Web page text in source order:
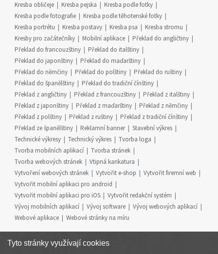
Kresba obličeje
Kresba pejska
Kresba podle fotky
Kresba podle fotografie
Kresba podle těhotenské fotky
Kresba portrétu
Kresba postavy Kresba psa
Kresba stromu
Kresby pro začátečníky
Mobilní aplikace
Překlad do angličtiny
Překlad do francouzštiny
Překlad do italštiny
Překlad do japonštiny
Překlad do maďarštiny
Překlad do němčiny
Překlad do polštiny
Překlad do ruštiny
Překlad do španělštiny
Překlad do tradiční čínštiny
Překlad z angličtiny
Překlad z francouzštiny
Překlad z italštiny
Překlad z japonštiny
Překlad z maďarštiny
Překlad z němčiny
Překlad z polštiny
Překlad z ruštiny
Překlad z tradiční čínštiny
Překlad ze španělštiny
Reklamní banner
Stavební výkres
Technické výkresy
Technický výkres
Tvorba loga
Tvorba mobilních aplikací
Tvorba stránek
Tvorba webových stránek
Vtipná karikatura
Vytvoření webových stránek
Vytvořit e-shop
Vytvořit firemní web
Vytvořit mobilní aplikaci pro android
Vytvořit mobilní aplikaci pro iOS
Vytvořit redakční systém
Vývoj mobilních aplikací
Vývoj software
Vývoj webových aplikací
Webové aplikace
Webové stránky na míru
Tyto stránky využívají cookies